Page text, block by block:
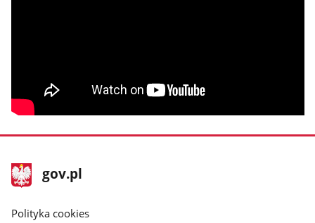
stopka
gov.pl
Strona
gov.pl
gov.pl
Polityka cookies